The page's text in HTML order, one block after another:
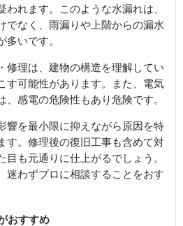
われます。このような水漏れは、
でなく、雨漏りや上階からの漏水
多いです。
修理は、建物の構造を理解してい
す可能性があります。また、電気
、感電の危険性もあり危険です。
響を最小限に抑えながら原因を特
す。修理後の復旧工事も含めて対
目も元通りに仕上がるでしょう。
迷わずプロに相談することをおす
おすすめ